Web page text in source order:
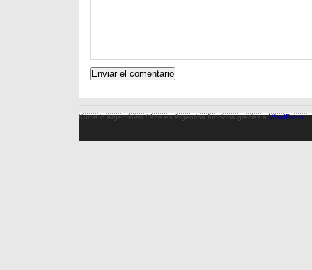
Kunst in Argentinien / Arte en Argentina funciona gracias aWordPress